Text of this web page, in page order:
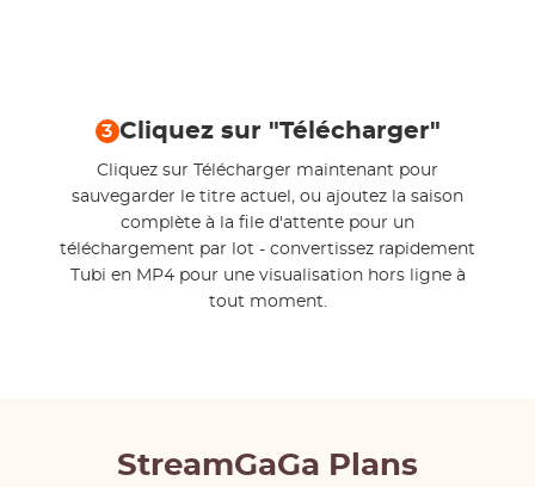
3 Cliquez sur "Télécharger"
Cliquez sur Télécharger maintenant pour
sauvegarder le titre actuel, ou ajoutez la saison
complète à la file d'attente pour un
téléchargement par lot - convertissez rapidement
Tubi en MP4 pour une visualisation hors ligne à
tout moment.
StreamGaGa Plans